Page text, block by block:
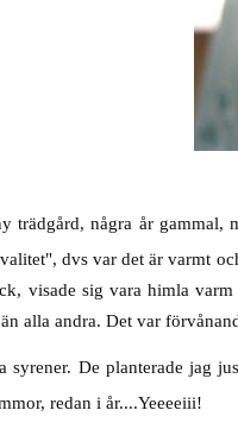
trädgård, några år
dvs var det är varmt
visade sig vara himla
alla andra. Det var
De planterade jag
redan i år....Yeeeeiii!